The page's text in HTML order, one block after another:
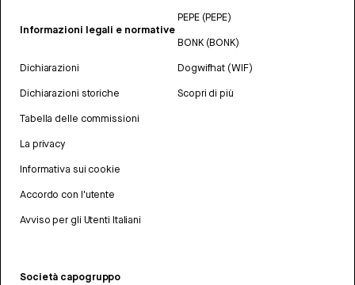
Informazioni legali e normative
Dichiarazioni
Dichiarazioni storiche
Tabella delle commissioni
La privacy
Informativa sui cookie
Accordo con l'utente
Avviso per gli Utenti Italiani
PEPE (PEPE)
BONK (BONK)
Dogwifhat (WIF)
Scopri di più
Società capogruppo